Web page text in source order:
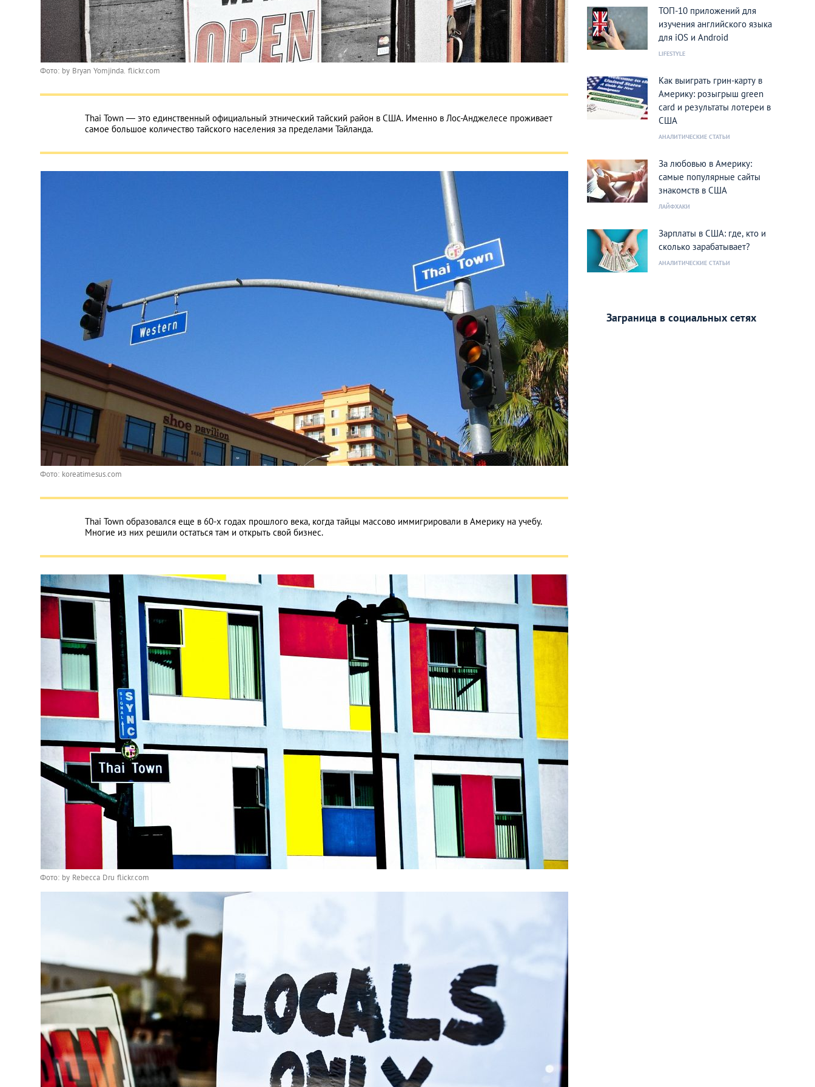
Фото: by Bryan Yomjinda. flickr.com
Thai Town — это единственный официальный этнический тайский район в США. Именно в Лос-Анджелесе проживает
самое большое количество тайского населения за пределами Тайланда.
Фото: koreatimesus.com
Thai Town образовался еще в 60-х годах прошлого века, когда тайцы массово иммигрировали в Америку на учебу.
Многие из них решили остаться там и открыть свой бизнес.
Фото: by Rebecca Dru flickr.com
ТОП-10 приложений для
изучения английского языка
для iOS и Android
LIFESTYLE
Как выиграть грин-карту в
Америку: розыгрыш green
card и результаты лотереи в
США
АНАЛИТИЧЕСКИЕ СТАТЬИ
За любовью в Америку:
самые популярные сайты
знакомств в США
ЛАЙФХАКИ
Зарплаты в США: где, кто и
сколько зарабатывает?
АНАЛИТИЧЕСКИЕ СТАТЬИ
Заграница в социальных сетях